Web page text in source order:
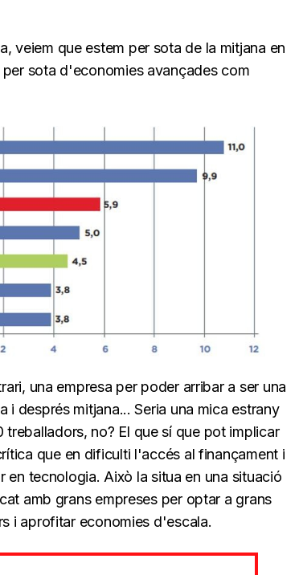
veiem que estem per sota de la mitjana en
sota d'economies avançades com
una empresa per poder arribar a ser una
després mitjana... Seria una mica estrany
no? El que sí que pot implicar
que en dificulti l'accés al finançament i
en tecnologia. Això la situa en una situació
amb grans empreses per optar a grans
i aprofitar economies d'escala.